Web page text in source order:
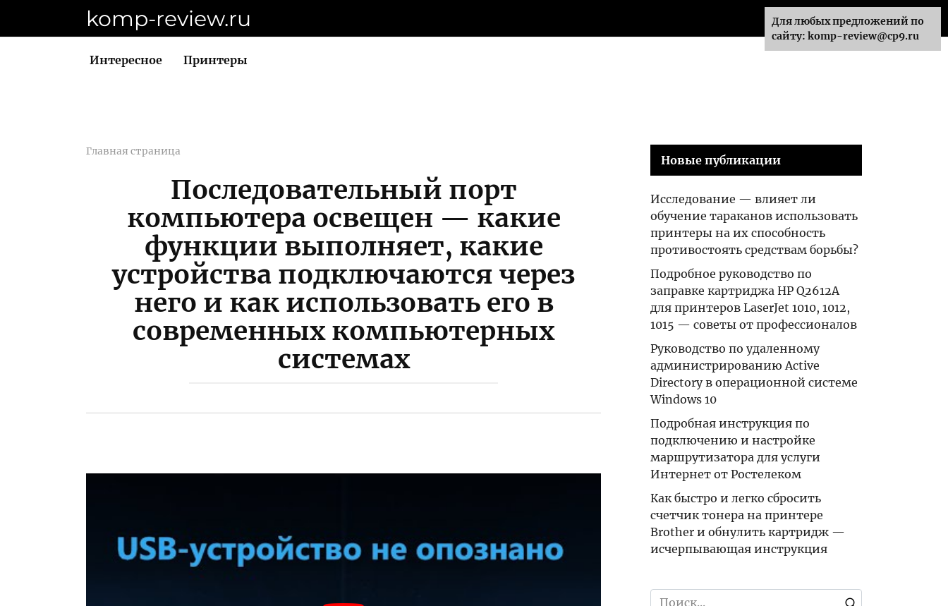
komp-review.ru
Интересное Принтеры
Главная страница
Последовательный порт
компьютера освещен — какие
функции выполняет, какие
устройства подключаются через
него и как использовать его в
современных компьютерных
системах
Новые публикации
Исследование — влияет ли
обучение тараканов использовать
принтеры на их способность
противостоять средствам борьбы?
Подробное руководство по
заправке картриджа HP Q2612A
для принтеров LaserJet 1010, 1012,
1015 — советы от профессионалов
Руководство по удаленному
администрированию Active
Directory в операционной системе
Windows 10
Подробная инструкция по
подключению и настройке
маршрутизатора для услуги
Интернет от Ростелеком
Как быстро и легко сбросить
счетчик тонера на принтере
Brother и обнулить картридж —
исчерпывающая инструкция
Search
всё о его
особенностях,
преимуществах
Для любых предложений по
сайту: komp-review@cp9.ru